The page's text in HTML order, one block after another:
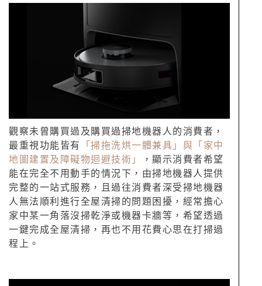
觀察未曾購買過及購買過掃地機器人的消費者，
最重視功能皆有
「掃拖洗烘一體兼具」與「家中
地圖建置及障礙物迴避技術」
，顯示消費者希望
能在完全不用動手的情況下，由掃地機器人提供
完整的一站式服務，且過往消費者深受掃地機器
人無法順利進行全屋清掃的問題困擾，經常擔心
家中某一角落沒掃乾淨或機器卡牆等，希望透過
一鍵完成全屋清掃，再也不用花費心思在打掃過
程上。